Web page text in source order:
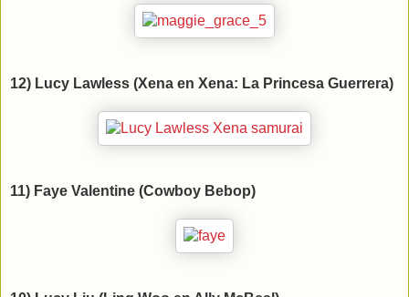
12) Lucy Lawless (Xena en Xena: La Princesa Guerrera)
11) Faye Valentine (Cowboy Bebop)